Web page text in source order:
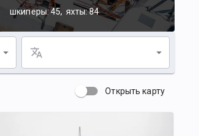
шкиперы: 45, яхты: 84
Открыть карту